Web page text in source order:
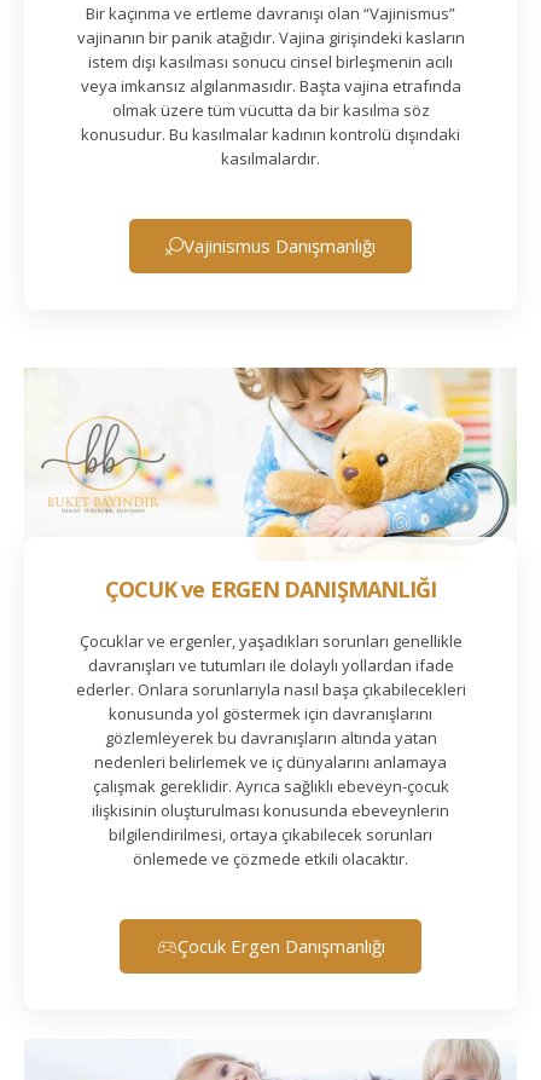
Bir kaçınma ve ertleme davranışı olan “Vajinismus”
vajinanın bir panik atağıdır. Vajina girişindeki kasların
istem dışı kasılması sonucu cinsel birleşmenin acılı
veya imkansız algılanmasıdır. Başta vajina etrafında
olmak üzere tüm vücutta da bir kasılma söz
konusudur. Bu kasılmalar kadının kontrolü dışındaki
kasılmalardır.
Vajinismus Danışmanlığı
ÇOCUK ve ERGEN DANIŞMANLIĞI
Çocuklar ve ergenler, yaşadıkları sorunları genellikle
davranışları ve tutumları ile dolaylı yollardan ifade
ederler. Onlara sorunlarıyla nasıl başa çıkabilecekleri
konusunda yol göstermek için davranışlarını
gözlemleyerek bu davranışların altında yatan
nedenleri belirlemek ve iç dünyalarını anlamaya
çalışmak gereklidir. Ayrıca sağlıklı ebeveyn-çocuk
ilişkisinin oluşturulması konusunda ebeveynlerin
bilgilendirilmesi, ortaya çıkabilecek sorunları
önlemede ve çözmede etkili olacaktır.
Çocuk Ergen Danışmanlığı